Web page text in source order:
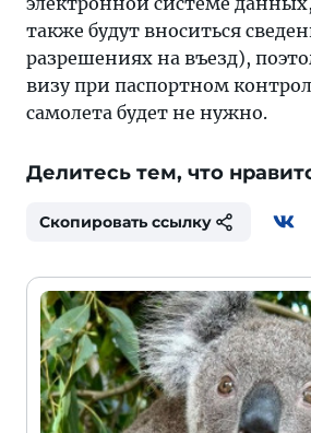
также будут вноситься
разрешениях на въезд),
визу при паспортном
самолета будет не нужно.
Делитесь тем, что
Скопировать ссылку